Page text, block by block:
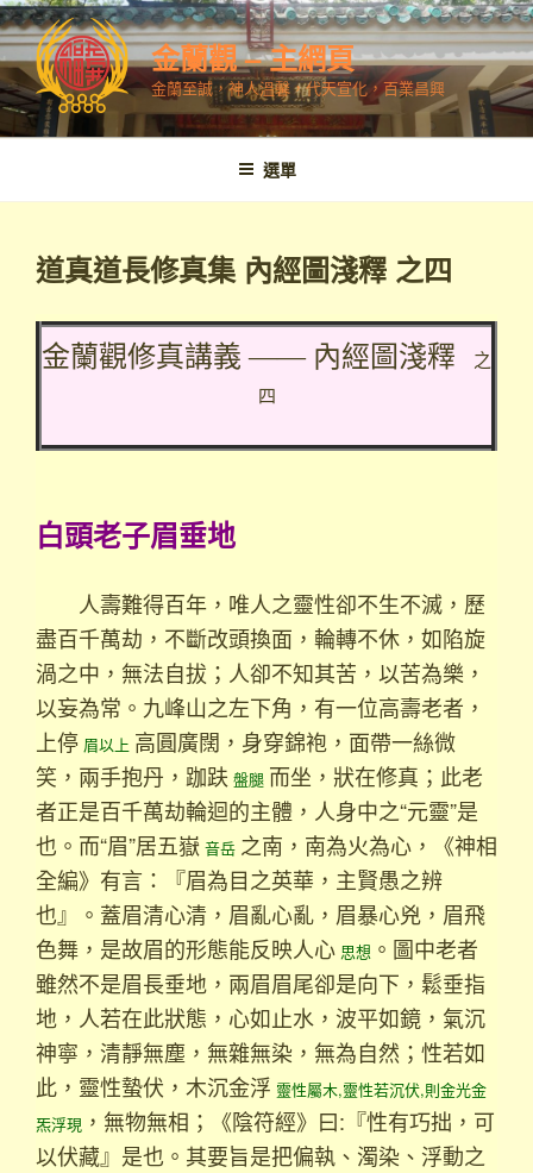
跳
至
內
容
金蘭觀 – 主網頁
金蘭至誠，神人溫馨，代天宣化，百業昌興
選單
道真道長修真集 內經圖淺釋 之四
金蘭觀修真講義 —— 內經圖淺釋 之
四
白頭老子眉垂地
人壽難得百年，唯人之靈性卻不生不滅，歷
盡百千萬劫，不斷改頭換面，輪轉不休，如陷旋
渦之中，無法自拔；人卻不知其苦，以苦為樂，
以妄為常。九峰山之左下角，有一位高壽老者，
上停 眉以上 高圓廣闊，身穿錦袍，面帶一絲微
笑，兩手抱丹，跏趺 盤腿 而坐，狀在修真；此老
者正是百千萬劫輪迴的主體，人身中之“元靈”是
也。而“眉”居五嶽 音岳 之南，南為火為心，《神相
全編》有言：『眉為目之英華，主賢愚之辨
也』。蓋眉清心清，眉亂心亂，眉暴心兇，眉飛
色舞，是故眉的形態能反映人心 思想 。圖中老者
雖然不是眉長垂地，兩眉眉尾卻是向下，鬆垂指
地，人若在此狀態，心如止水，波平如鏡，氣沉
神寧，清靜無塵，無雜無染，無為自然；性若如
此，靈性蟄伏，木沉金浮 靈性屬木,靈性若沉伏,則金光金
炁浮現 ，無物無相；《陰符經》曰:『性有巧拙，可
以伏藏』是也。其要旨是把偏執、濁染、浮動之